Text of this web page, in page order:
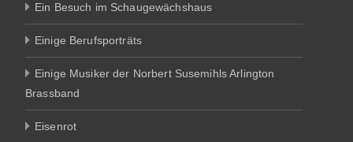
Ein Besuch im Schaugewächshaus
Einige Berufsporträts
Einige Musiker der Norbert Susemihls Arlington
Brassband
Eisenrot